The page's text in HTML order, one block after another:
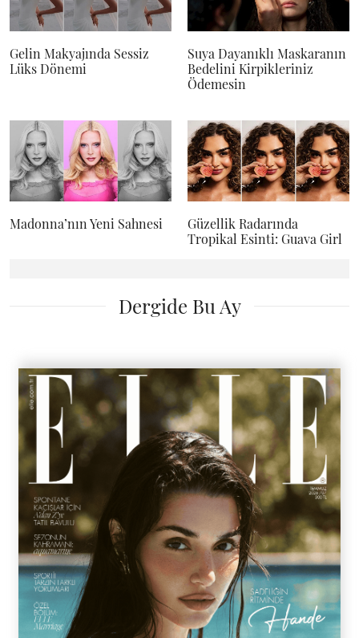
Gelin Makyajında Sessiz
Lüks Dönemi
Suya Dayanıklı Maskaranın
Bedelini Kirpikleriniz
Ödemesin
Madonna’nın Yeni Sahnesi
Güzellik Radarında
Tropikal Esinti: Guava Girl
Dergide Bu Ay